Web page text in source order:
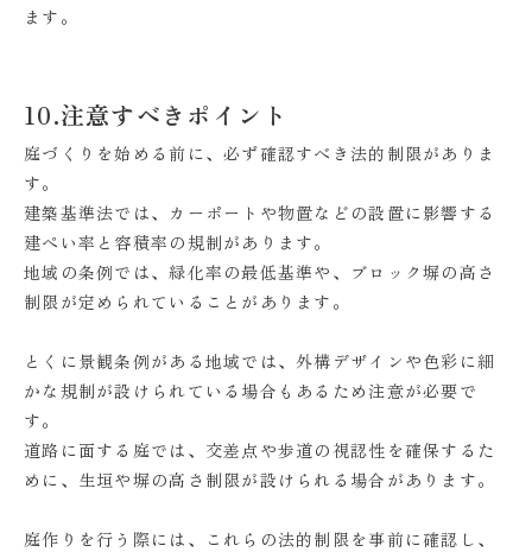
ます。
10.注意すべきポイント
庭づくりを始める前に、必ず確認すべき法的制限がありま
す。
建築基準法では、カーポートや物置などの設置に影響する
建ぺい率と容積率の規制があります。
地域の条例では、緑化率の最低基準や、ブロック塀の高さ
制限が定められていることがあります。
とくに景観条例がある地域では、外構デザインや色彩に細
かな規制が設けられている場合もあるため注意が必要で
す。
道路に面する庭では、交差点や歩道の視認性を確保するた
めに、生垣や塀の高さ制限が設けられる場合があります。
庭作りを行う際には、これらの法的制限を事前に確認し、